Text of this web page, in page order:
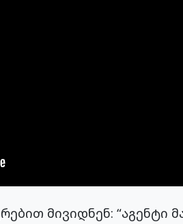
მივიდნენ: “აგენტი